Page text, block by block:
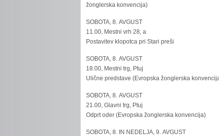
žonglerska konvencija)
SOBOTA, 8. AVGUST
11.00, Mestni vrh 28, a
Postavitev klopotca pri Stari preši
SOBOTA, 8. AVGUST
18.00, Mestni trg, Ptuj
Ulične predstave (Evropska žonglerska
SOBOTA, 8. AVGUST
21.00, Glavni trg, Ptuj
Odprt oder (Evropska žonglerska konvencija)
SOBOTA, 8. IN NEDELJA, 9. AVGUST